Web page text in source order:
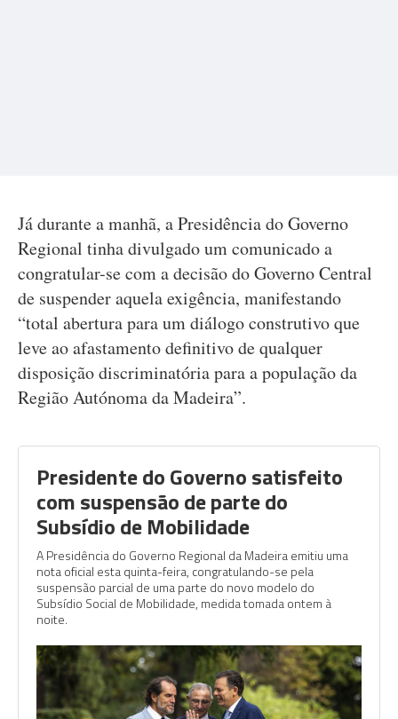
Já durante a manhã, a Presidência do Governo
Regional tinha divulgado um comunicado a
congratular-se com a decisão do Governo Central
de suspender aquela exigência, manifestando
“total abertura para um diálogo construtivo que
leve ao afastamento definitivo de qualquer
disposição discriminatória para a população da
Região Autónoma da Madeira”.
Presidente do Governo satisfeito
com suspensão de parte do
Subsídio de Mobilidade
A Presidência do Governo Regional da Madeira emitiu uma
nota oficial esta quinta-feira, congratulando-se pela
suspensão parcial de uma parte do novo modelo do
Subsídio Social de Mobilidade, medida tomada ontem à
noite.